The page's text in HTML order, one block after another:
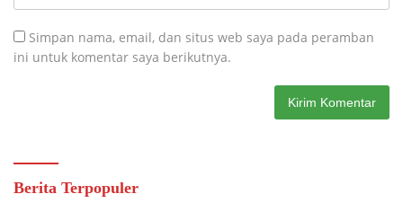
Simpan nama, email, dan situs web saya pada peramban
ini untuk komentar saya berikutnya.
Berita Terpopuler